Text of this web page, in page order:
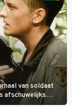
van soldaat
afschuwelijks
te klappen.